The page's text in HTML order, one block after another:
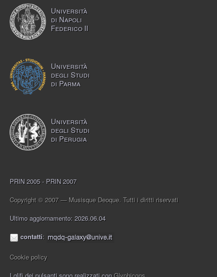
Università
di Napoli
Federico II
Università
degli Studi
di Parma
Università
degli Studi
di Perugia
PRIN 2005 - PRIN 2007
Copyright © 2007 — Musisque Deoque. Tutti i diritti riservati
Ultimo aggiornamento: 2026.06.04
contatti:
Cookie policy
I glifi dei pulsanti sono realizzati con Glyphicons